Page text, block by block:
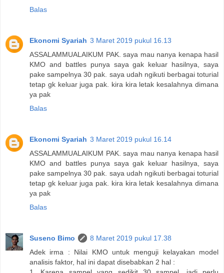
Balas
Ekonomi Syariah 3 Maret 2019 pukul 16.13
ASSALAMMUALAIKUM PAK. saya mau nanya kenapa hasil
KMO and battles punya saya gak keluar hasilnya, saya
pake sampelnya 30 pak. saya udah ngikuti berbagai toturial
tetap gk keluar juga pak. kira kira letak kesalahnya dimana
ya pak
Balas
Ekonomi Syariah 3 Maret 2019 pukul 16.14
ASSALAMMUALAIKUM PAK. saya mau nanya kenapa hasil
KMO and battles punya saya gak keluar hasilnya, saya
pake sampelnya 30 pak. saya udah ngikuti berbagai toturial
tetap gk keluar juga pak. kira kira letak kesalahnya dimana
ya pak
Balas
Suseno Bimo
8 Maret 2019 pukul 17.38
Adek irma : Nilai KMO untuk menguji kelayakan model
analisis faktor, hal ini dapat disebabkan 2 hal :